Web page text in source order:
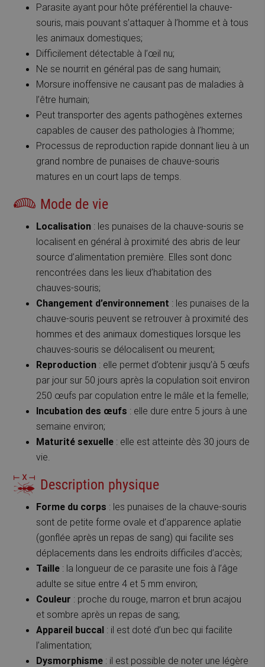
Parasite ayant pour hôte préférentiel la chauve-
souris, mais pouvant s’attaquer à l’homme et à tous
les animaux domestiques;
Difficilement détectable à l’œil nu;
Ne se nourrit en général pas de sang humain;
Morsure inoffensive ne causant pas de maladies à
l’être humain;
Peut transporter des agents pathogènes externes
capables de causer des pathologies à l’homme;
Processus de reproduction rapide donnant lieu à un
grand nombre de punaises de chauve-souris
matures en un court laps de temps.
Mode de vie
Localisation : les punaises de la chauve-souris se
localisent en général à proximité des abris de leur
source d’alimentation première. Elles sont donc
rencontrées dans les lieux d’habitation des
chauves-souris;
Changement d’environnement : les punaises de la
chauve-souris peuvent se retrouver à proximité des
hommes et des animaux domestiques lorsque les
chauves-souris se délocalisent ou meurent;
Reproduction : elle permet d’obtenir jusqu’à 5 œufs
par jour sur 50 jours après la copulation soit environ
250 œufs par copulation entre le mâle et la femelle;
Incubation des œufs : elle dure entre 5 jours à une
semaine environ;
Maturité sexuelle : elle est atteinte dès 30 jours de
vie.
Description physique
Forme du corps : les punaises de la chauve-souris
sont de petite forme ovale et d’apparence aplatie
(gonflée après un repas de sang) qui facilite ses
déplacements dans les endroits difficiles d’accès;
Taille : la longueur de ce parasite une fois à l’âge
adulte se situe entre 4 et 5 mm environ;
Couleur : proche du rouge, marron et brun acajou
et sombre après un repas de sang;
Appareil buccal : il est doté d’un bec qui facilite
l’alimentation;
Dysmorphisme : il est possible de noter une légère